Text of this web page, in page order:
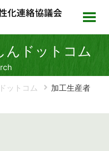
んドットコム
ットコム
加工生産者